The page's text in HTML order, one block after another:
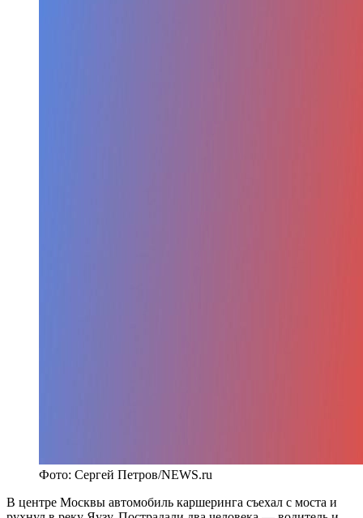
Фото: Сергей Петров/NEWS.ru
В центре Москвы автомобиль каршеринга съехал с моста и